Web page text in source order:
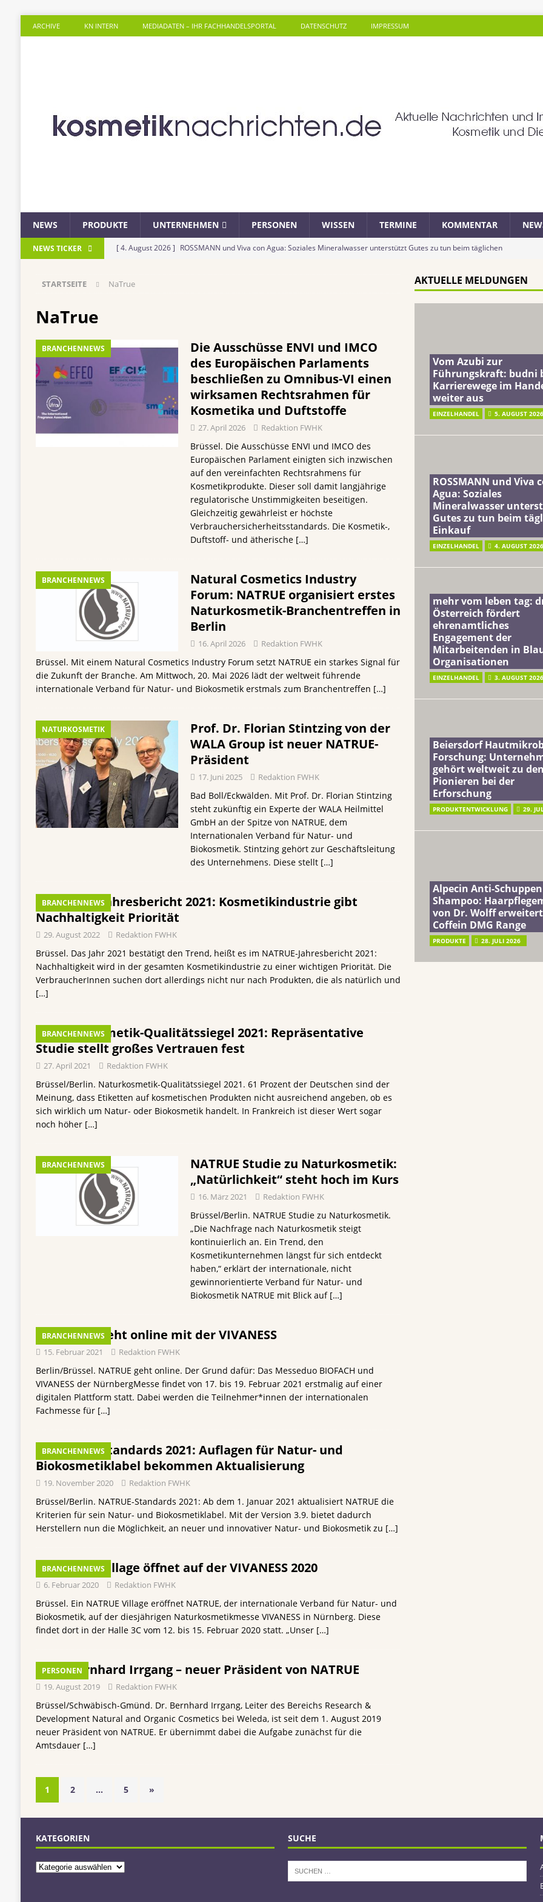
ARCHIVE KN INTERN MEDIADATEN – IHR FACHHANDELSPORTAL DATENSCHUTZ IMPRESSUM
NEWS PRODUKTE UNTERNEHMEN PERSONEN WISSEN TERMINE KOMMENTAR
NEWS TICKER [ 4. August 2026 ] ROSSMANN und Viva con Agua: Soziales Mineralwasser unterstützt Gutes zu tun beim täglichen
[ 3. August 2026 ]
mehr vom leben tag: dm Österreich fördert ehrenamtliches Engagement der Mitarbeitenden in
Erforschung
PRODUKTENTWICKLUNG
[ 28. Juli 2026 ]
Alpecin Anti-Schuppen Shampoo: Haarpflegemarke von Dr. Wolff erweitert Coffein DMG Range
[ 5. August 2026 ]
Vom Azubi zur Führungskraft: budni baut Karrierewege im Handel weiter aus EINZELHANDEL
STARTSEITE NaTrue
NaTrue
BRANCHENNEWS
Die Ausschüsse ENVI und IMCO
des Europäischen Parlaments
beschließen zu Omnibus-VI einen
wirksamen Rechtsrahmen für
Kosmetika und Duftstoffe
27. April 2026 Redaktion FWHK
Brüssel. Die Ausschüsse ENVI und IMCO des
Europäischen Parlament einigten sich inzwischen
auf den vereinfachten Rechtsrahmens für
Kosmetikprodukte. Dieser soll damit langjährige
regulatorische Unstimmigkeiten beseitigen.
Gleichzeitig gewährleist er höchste
Verbrauchersicherheitsstandards. Die Kosmetik-,
Duftstoff- und ätherische […]
BRANCHENNEWS
Natural Cosmetics Industry
Forum: NATRUE organisiert erstes
Naturkosmetik-Branchentreffen in
Berlin
16. April 2026 Redaktion FWHK
Brüssel. Mit einem Natural Cosmetics Industry Forum setzt NATRUE ein starkes Signal für
die Zukunft der Branche. Am Mittwoch, 20. Mai 2026 lädt der weltweit führende
internationale Verband für Natur- und Biokosmetik erstmals zum Branchentreffen […]
NATURKOSMETIK
Prof. Dr. Florian Stintzing von der
WALA Group ist neuer NATRUE-
Präsident
17. Juni 2025 Redaktion FWHK
Bad Boll/Eckwälden. Mit Prof. Dr. Florian Stintzing
steht zukünftig ein Experte der WALA Heilmittel
GmbH an der Spitze von NATRUE, dem
Internationalen Verband für Natur- und
Biokosmetik. Stintzing gehört zur Geschäftsleitung
des Unternehmens. Diese stellt […]
BRANCHENNEWS
NATRUE-Jahresbericht 2021: Kosmetikindustrie gibt
Nachhaltigkeit Priorität
29. August 2022 Redaktion FWHK
Brüssel. Das Jahr 2021 bestätigt den Trend, heißt es im NATRUE-Jahresbericht 2021:
Nachhaltigkeit wird in der gesamten Kosmetikindustrie zu einer wichtigen Priorität. Die
VerbraucherInnen suchen dort allerdings nicht nur nach Produkten, die als natürlich und
[…]
BRANCHENNEWS
Naturkosmetik-Qualitätssiegel 2021: Repräsentative
Studie stellt großes Vertrauen fest
27. April 2021 Redaktion FWHK
Brüssel/Berlin. Naturkosmetik-Qualitätssiegel 2021. 61 Prozent der Deutschen sind der
Meinung, dass Etiketten auf kosmetischen Produkten nicht ausreichend angeben, ob es
sich wirklich um Natur- oder Biokosmetik handelt. In Frankreich ist dieser Wert sogar
noch höher […]
BRANCHENNEWS
NATRUE Studie zu Naturkosmetik:
„Natürlichkeit“ steht hoch im Kurs
16. März 2021 Redaktion FWHK
Brüssel/Berlin. NATRUE Studie zu Naturkosmetik.
„Die Nachfrage nach Naturkosmetik steigt
kontinuierlich an. Ein Trend, den
Kosmetikunternehmen längst für sich entdeckt
haben,“ erklärt der internationale, nicht
gewinnorientierte Verband für Natur- und
Biokosmetik NATRUE mit Blick auf […]
BRANCHENNEWS
NATRUE geht online mit der VIVANESS
15. Februar 2021 Redaktion FWHK
Berlin/Brüssel. NATRUE geht online. Der Grund dafür: Das Messeduo BIOFACH und
VIVANESS der NürnbergMesse findet von 17. bis 19. Februar 2021 erstmalig auf einer
digitalen Plattform statt. Dabei werden die Teilnehmer*innen der internationalen
Fachmesse für […]
BRANCHENNEWS
NATRUE-Standards 2021: Auflagen für Natur- und
Biokosmetiklabel bekommen Aktualisierung
19. November 2020 Redaktion FWHK
Brüssel/Berlin. NATRUE-Standards 2021: Ab dem 1. Januar 2021 aktualisiert NATRUE die
Kriterien für sein Natur- und Biokosmetiklabel. Mit der Version 3.9. bietet dadurch
Herstellern nun die Möglichkeit, an neuer und innovativer Natur- und Biokosmetik zu […]
BRANCHENNEWS
NATRUE Village öffnet auf der VIVANESS 2020
6. Februar 2020 Redaktion FWHK
Brüssel. Ein NATRUE Village eröffnet NATRUE, der internationale Verband für Natur- und
Biokosmetik, auf der diesjährigen Naturkosmetikmesse VIVANESS in Nürnberg. Diese
findet dort in der Halle 3C vom 12. bis 15. Februar 2020 statt. „Unser […]
PERSONEN
Dr. Bernhard Irrgang – neuer Präsident von NATRUE
19. August 2019 Redaktion FWHK
Brüssel/Schwäbisch-Gmünd. Dr. Bernhard Irrgang, Leiter des Bereichs Research &
Development Natural and Organic Cosmetics bei Weleda, ist seit dem 1. August 2019
neuer Präsident von NATRUE. Er übernimmt dabei die Aufgabe zunächst für die
Amtsdauer […]
1 2 … 5 »
AKTUELLE MELDUNGEN
Vom Azubi zur
Führungskraft: budni
Karrierewege im
weiter aus
EINZELHANDEL 5. AUGUST 2026
ROSSMANN und Viva
Agua: Soziales
Mineralwasser
Gutes zu tun beim
Einkauf
EINZELHANDEL 4. AUGUST 2026
mehr vom leben tag:
Österreich fördert
ehrenamtliches
Engagement der
Mitarbeitenden in
Organisationen
EINZELHANDEL 3. AUGUST 2026
Beiersdorf
Forschung:
gehört weltweit zu den
Pionieren bei der
Erforschung
PRODUKTENTWICKLUNG 29.
Alpecin Anti-Schuppen
Shampoo:
von Dr. Wolff erweitert
Coffein DMG Range
PRODUKTE 28. JULI 2026
KATEGORIEN SUCHE